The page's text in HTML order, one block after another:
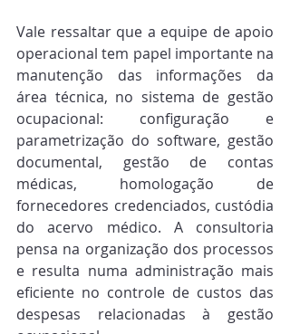
Vale ressaltar que a equipe de apoio
operacional tem papel importante na
manutenção das informações da
área técnica, no sistema de gestão
ocupacional: configuração e
parametrização do software, gestão
documental, gestão de contas
médicas, homologação de
fornecedores credenciados, custódia
do acervo médico. A consultoria
pensa na organização dos processos
e resulta numa administração mais
eficiente no controle de custos das
despesas relacionadas à gestão